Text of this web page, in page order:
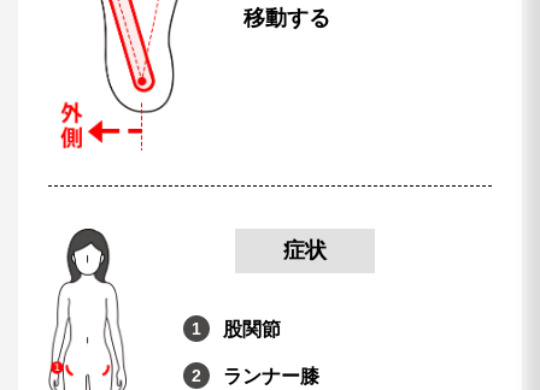
移動する
症状
股関節
ランナー膝